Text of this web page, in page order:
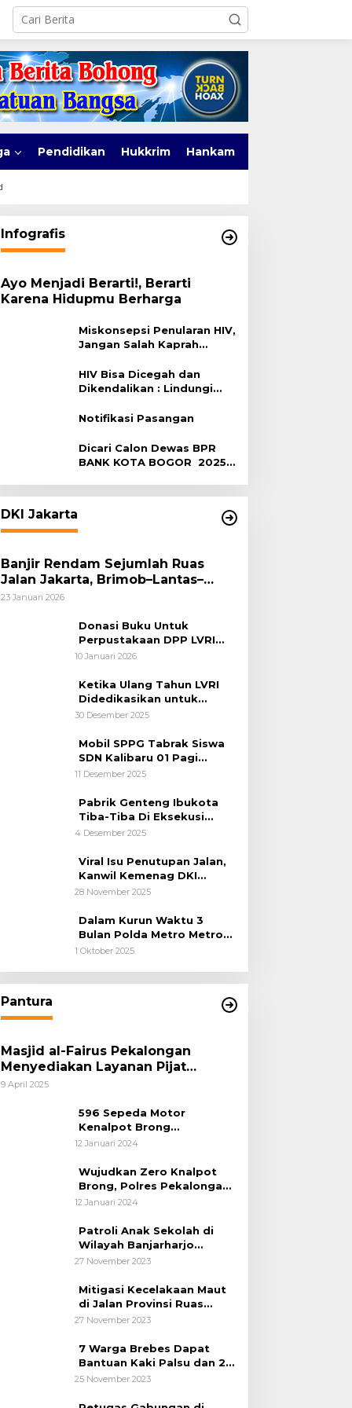
Pendidikan Hukkrim Hankam
Infografis
Ayo Menjadi Berarti!, Berarti
Karena Hidupmu Berharga
Miskonsepsi Penularan HIV,
Jangan Salah Kaprah
HIV Bisa Dicegah dan
Dikendalikan : Lindungi
Notifikasi Pasangan
Dicari Calon Dewas BPR
BANK KOTA BOGOR 2025-
DKI Jakarta
Banjir Rendam Sejumlah Ruas
Jalan Jakarta, Brimob–Lantas–
Polair PMJ Bergerak Cepat, Polri
23 Januari 2026
Donasi Buku Untuk
Perpustakaan DPP LVRI
Terus Mengalir
10 Januari 2026
Ketika Ulang Tahun LVRI
Didedikasikan untuk
Kemanusiaan
30 Desember 2025
Mobil SPPG Tabrak Siswa
SDN Kalibaru 01 Pagi
Cilincing Jakarta Utara
11 Desember 2025
Pabrik Genteng Ibukota
Tiba-Tiba Di Eksekusi
Jurusita Pengadilan Negeri
Hukum Sejak Awal
4 Desember 2025
Viral Isu Penutupan Jalan,
Kanwil Kemenag DKI
Jakarta Luruskan Fakta
28 November 2025
Dalam Kurun Waktu 3
Bulan Polda Metro Metro
Ungkap 1,14 Ton Narkoba
1 Oktober 2025
Pantura
Masjid al-Fairus Pekalongan
Menyediakan Layanan Pijat
hingga Potong Rambut Gratis bagi
9 April 2025
596 Sepeda Motor
Kenalpot Brong
Diamankan Polres
12 Januari 2024
Wujudkan Zero Knalpot
Brong, Polres Pekalongan
Kota Berikan Edukasi
12 Januari 2024
Patroli Anak Sekolah di
Wilayah Banjarharjo
Brebes
27 November 2023
Mitigasi Kecelakaan Maut
di Jalan Provinsi Ruas
Banjarharjo-Salem
27 November 2023
7 Warga Brebes Dapat
Bantuan Kaki Palsu dan 2
Operasi Bibir Sumbing
25 November 2023